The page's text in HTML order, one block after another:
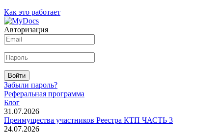
Как это работает
Авторизация
Войти
Забыли пароль?
Реферальная программа
Блог
31.07.2026
Преимущества участников Реестра КТП ЧАСТЬ 3
24.07.2026